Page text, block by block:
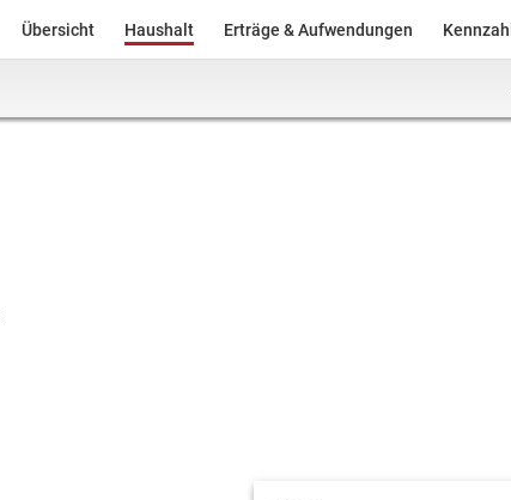
Übersicht Haushalt Erträge & Aufwendungen